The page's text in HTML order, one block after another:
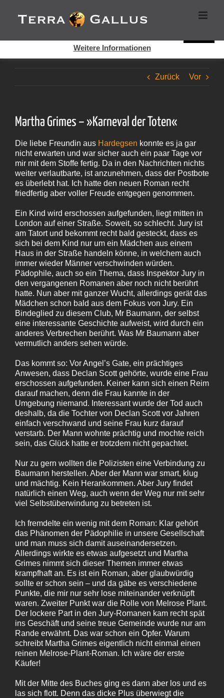
Inhalt
springen
Zurück Vor
Martha Grimes – »Karneval der Toten«
Die liebe Freundin aus Hardegsen konnte es ja gar
nicht erwarten und war sicher auch ein paar Tage vor
mir mit dem Stoffe fertig. Da in den Nachrichten nichts
weiter verlautbarte, ist anzunehmen, dass der Postbote
es überlebt hat. Ich hatte den neuen Roman recht
friedfertig aber voller Freude entgegen genommen.
Ein Kind wird erschossen aufgefunden, liegt mitten in
London auf einer Straße. Soweit, so schlecht. Jury ist
am Tatort und bekommt recht bald gesteckt, dass es
sich bei dem Kind nur um ein Mädchen aus einem
Haus in der Straße handeln könne, in welchem auch
immer wieder Männer verschwinden würden.
Pädophile, auch so ein Thema, dass Inspektor Jury in
den vergangenen Romanen aber noch nicht berührt
hatte. Nun aber mit ganzer Wucht, allerdings gerät das
Mädchen schon bald aus dem Fokus von Jury. Ein
Bindeglied zu diesem Club, Mr Baumann, der selbst
eine interessante Geschichte aufweist, wird durch ein
anderes Verbrechen berührt. Was Mr Baumann aber
vermutlich anders sehen würde.
Das kommt so: Vor Angel’s Gate, ein prächtiges
Anwesen, dass Declan Scott gehörte, wurde eine Frau
erschossen aufgefunden. Keiner kann sich einen Reim
darauf machen, denn die Frau kannte in der
Umgebung niemand. Interessant wurde der Tod auch
deshalb, da die Tochter von Declan Scott vor Jahren
einfach verschwand und seine Frau kurz darauf
verstarb. Der Mann wohnte prächtig und mochte reich
sein, das Glück hatte er trotzdem nicht gepachtet.
Nur zu gern wollten die Polizisten eine Verbindung zu
Baumann herstellen. Aber der Mann war smart, klug
und mächtig. Kein Herankommen. Aber Jury findet
natürlich einen Weg, auch wenn der Weg nur mit sehr
viel Selbstüberwindung zu betreten ist.
Ich fremdelte ein wenig mit dem Roman: Klar gehört
das Phänomen der Pädophilie in unsere Gesellschaft
und man muss sich damit auseinandersetzen.
Allerdings wirkte es etwas aufgesetzt und Martha
Grimes nimmt sich dieser Themen immer etwas
krampfhaft an. Es ist ein Roman, aber glaubwürdig
sollte er schon sein – und da gäbe es verschiedene
Punkte, die mir nur sehr lose miteinander verknüpft
waren. Zweiter Punkt war die Rolle von Melrose Plant.
Der lockere Part in den Jury-Romanen kam recht spät
ins Geschäft und seine treue Gemeinde wurde nur am
Rande erwähnt. Das war schon ein Opfer. Warum
schreibt Martha Grimes eigentlich nicht einmal einen
reinen Melrose-Plant-Roman. Ich wäre der erste
Käufer!
Mit der Mitte des Buches ging es dann aber los und es
las sich flott. Denn das dicke Plus überwiegt die
Cookies helfen auf auf dieser Seite bei der Bereitstellung der
Dienste. Durch die Nutzung dieser Webseite erklären Sie sich
Weitere Informationen